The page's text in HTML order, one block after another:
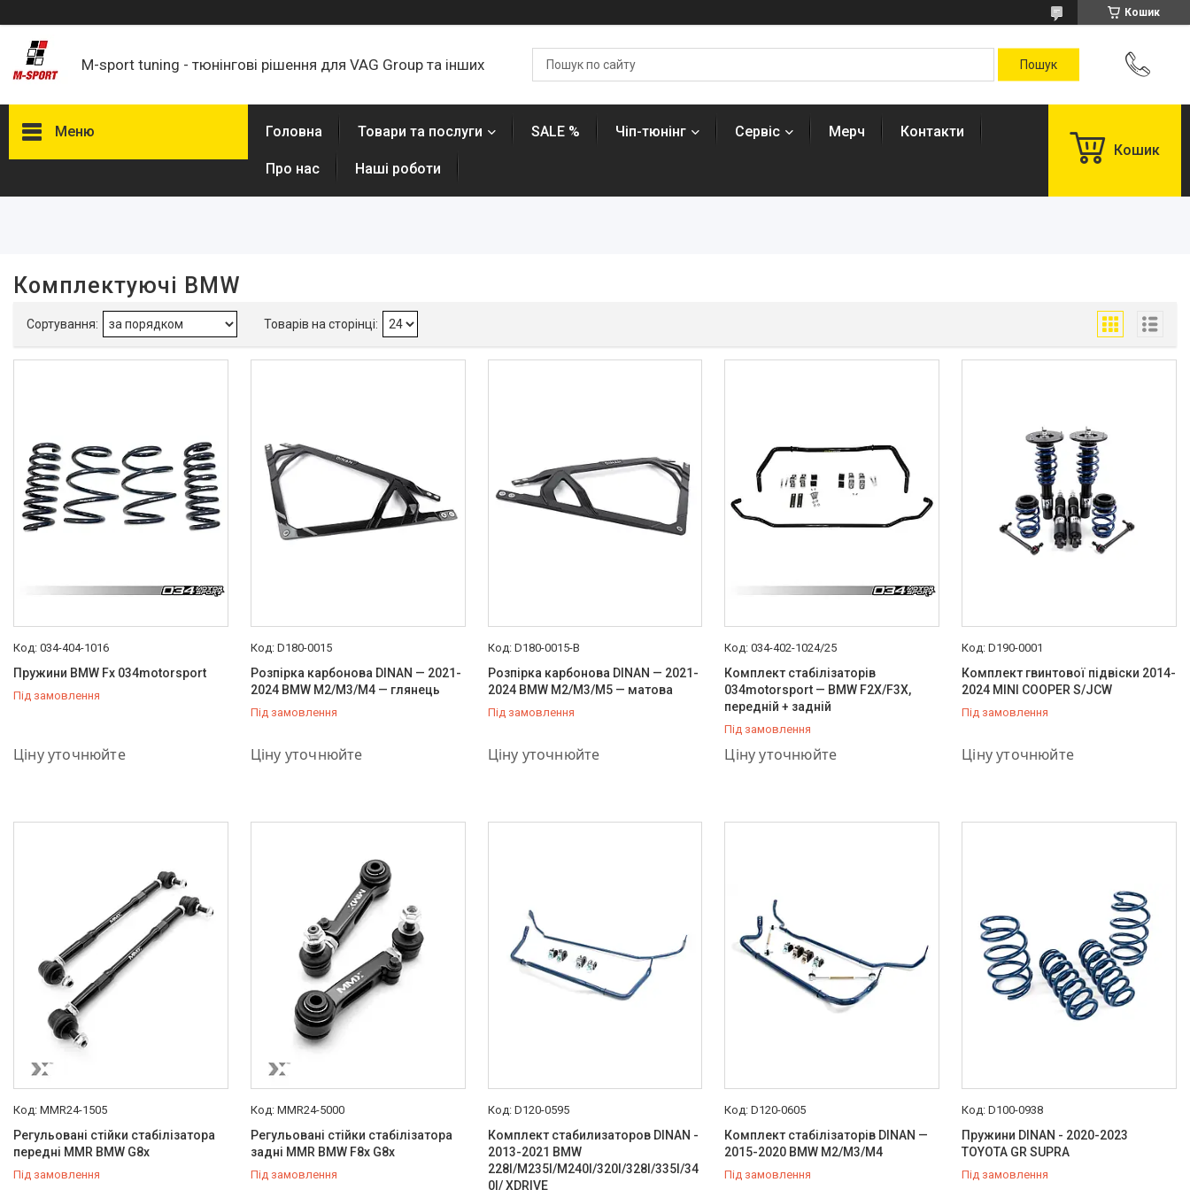
Кошик
M-sport tuning - тюнінгові рішення для VAG Group та інших
Меню
Audi B9 Q5/SQ5 12
Головна Товари та послуги SALE % Чіп-тюнінг Сервіс Мерч Контакти
Про нас Наші роботи
Кошик
Комплектуючі BMW
034-404-1016
Пружини BMW Fx 034motorsport
Під замовлення
Ціну уточнюйте
+380 (66) 757-37-36
D180-0015
Розпірка карбонова DINAN — 2021-
2024 BMW M2/M3/M4 — глянець
Під замовлення
Ціну уточнюйте
+380 (66) 757-37-36
D180-0015-B
Розпірка карбонова DINAN — 2021-
2024 BMW M2/M3/M5 — матова
Під замовлення
Ціну уточнюйте
+380 (66) 757-37-36
034-402-1024/25
Комплект стабілізаторів
034motorsport — BMW F2X/F3X,
передній + задній
Під замовлення
Ціну уточнюйте
+380 (66) 757-37-36
D190-0001
Комплект гвинтової підвіски 2014-
2024 MINI COOPER S/JCW
Під замовлення
Ціну уточнюйте
+380 (66) 757-37-36
MMR24-1505
Регульовані стійки стабілізатора
передні MMR BMW G8x
Під замовлення
MMR24-5000
Регульовані стійки стабілізатора
задні MMR BMW F8x G8x
Під замовлення
D120-0595
Комплект стабилизаторов DINAN -
2013-2021 BMW
228I/M235I/M240I/320I/328I/335I/34
0I/ XDRIVE
D120-0605
Комплект стабілізаторів DINAN —
2015-2020 BMW M2/M3/M4
Під замовлення
D100-0938
Пружини DINAN - 2020-2023
TOYOTA GR SUPRA
Під замовлення